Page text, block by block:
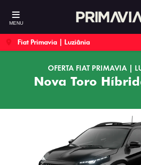
MENU
Fiat Primavia | Luziânia
OFERTA FIAT PRIMAVIA |
Nova Toro